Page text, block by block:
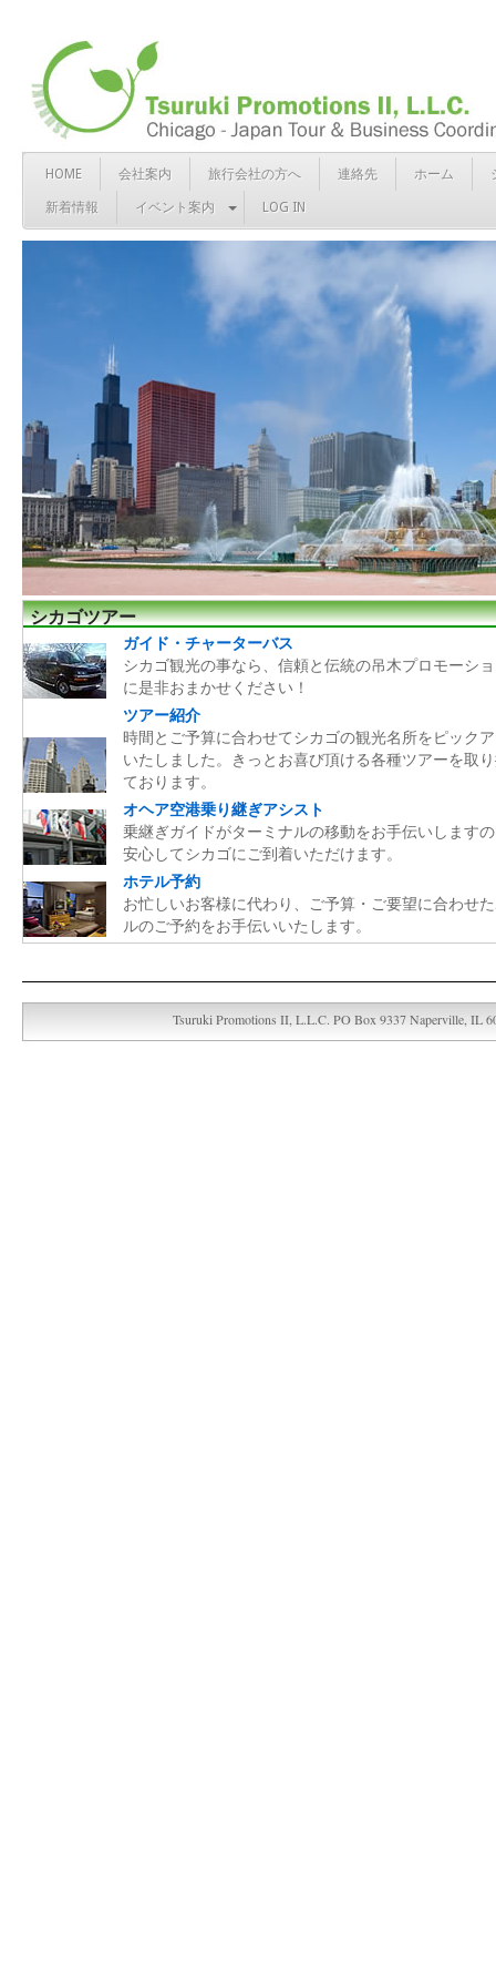
HOME 会社案内 旅行会社の方へ 連絡先 ホーム
新着情報 イベント案内 LOG IN
シカゴツアー
ガイド・チャーターバス
シカゴ観光の事なら、信頼と伝統の吊木プロモーシ
に是非おまかせください！
ツアー紹介
時間とご予算に合わせてシカゴの観光名所をピック
いたしました。きっとお喜び頂ける各種ツアーを取
ております。
オヘア空港乗り継ぎアシスト
乗継ぎガイドがターミナルの移動をお手伝いします
安心してシカゴにご到着いただけます。
ホテル予約
お忙しいお客様に代わり、ご予算・ご要望に合わせ
ルのご予約をお手伝いいたします。
Tsuruki Promotions II, L.L.C. PO Box 9337 Naperville, IL